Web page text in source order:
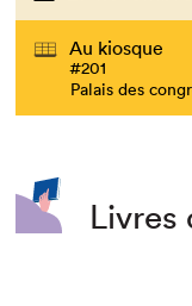
Au kiosque
#201
Palais des
Livres